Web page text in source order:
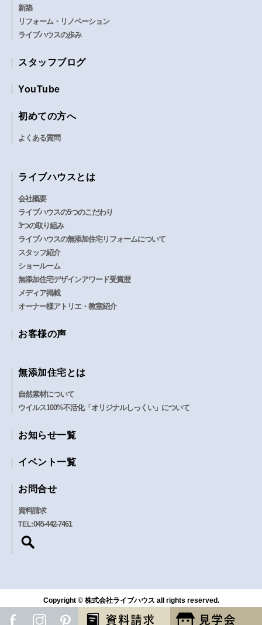
新築
リフォーム・リノベーション
ライブハウスの歩み
スタッフブログ
YouTube
初めての方へ
よくある質問
ライブハウスとは
会社概要
ライブハウスの5つのこだわり
3つの取り組み
ライブハウスの無添加住宅リフォームについて
スタッフ紹介
ショールーム
無添加住宅デザインアワード受賞歴
メディア掲載
オーナー様アトリエ・教室紹介
お客様の声
無添加住宅とは
自然素材について
ウイルス100%不活化「オリジナルしっくい」について
お知らせ一覧
イベント一覧
お問合せ
資料請求
TEL:045-442-7461
Copyright © 株式会社ライブハウス all rights reserved.